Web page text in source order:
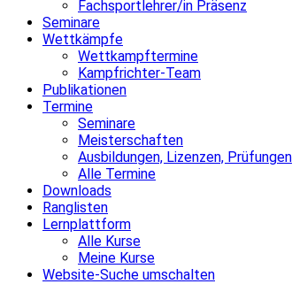
Fachsportlehrer/in Präsenz
Seminare
Wettkämpfe
Wettkampftermine
Kampfrichter-Team
Publikationen
Termine
Seminare
Meisterschaften
Ausbildungen, Lizenzen, Prüfungen
Alle Termine
Downloads
Ranglisten
Lernplattform
Alle Kurse
Meine Kurse
Website-Suche umschalten